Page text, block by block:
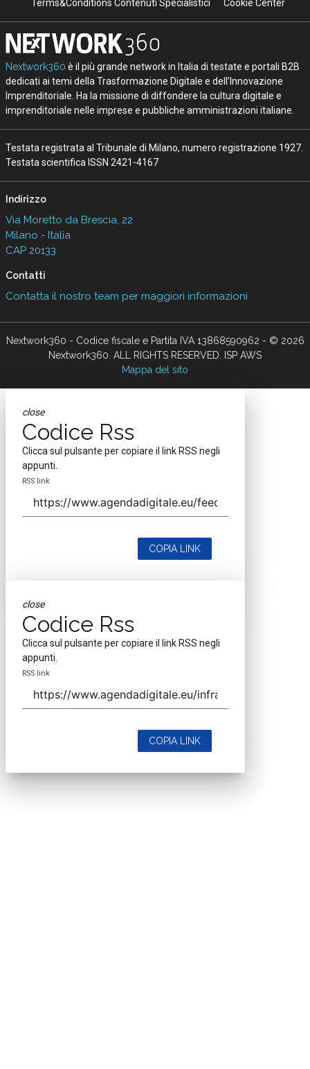
Terms&Conditions Contenuti Specialistici Cookie Center
Nextwork360 è il più grande network in Italia di testate e portali B2B
dedicati ai temi della Trasformazione Digitale e dell’Innovazione
Imprenditoriale. Ha la missione di diffondere la cultura digitale e
imprenditoriale nelle imprese e pubbliche amministrazioni italiane.
Testata registrata al Tribunale di Milano, numero registrazione 1927.
Testata scientifica ISSN 2421-4167
Indirizzo
Via Moretto da Brescia, 22
Milano - Italia
CAP 20133
Contatti
Contatta il nostro team per maggiori informazioni
Nextwork360 - Codice fiscale e Partita IVA 13868590962 - © 2026
Nextwork360. ALL RIGHTS RESERVED. ISP AWS
Mappa del sito
close
Codice Rss
Clicca sul pulsante per copiare il link RSS negli
appunti.
RSS link
COPIA LINK
close
Codice Rss
Clicca sul pulsante per copiare il link RSS negli
appunti.
RSS link
COPIA LINK